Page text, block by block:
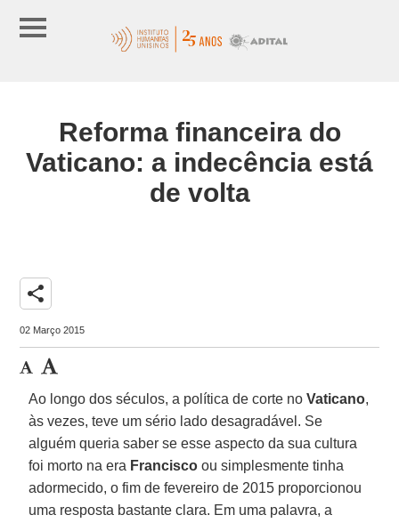
Reforma financeira do
Vaticano: a indecência está
de volta
share
02 Março 2015
Ao longo dos séculos, a política de corte noVaticano,
às vezes, teve um sério lado desagradável. Se
alguém queria saber se esse aspecto da sua cultura
foi morto na era Francisco ou simplesmente tinha
adormecido, o fim de fevereiro de 2015 proporcionou
uma resposta bastante clara. Em uma palavra, a